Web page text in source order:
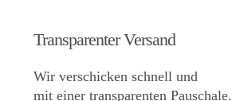
Transparenter Versand
Wir verschicken schnell und
mit einer transparenten Pauschale.